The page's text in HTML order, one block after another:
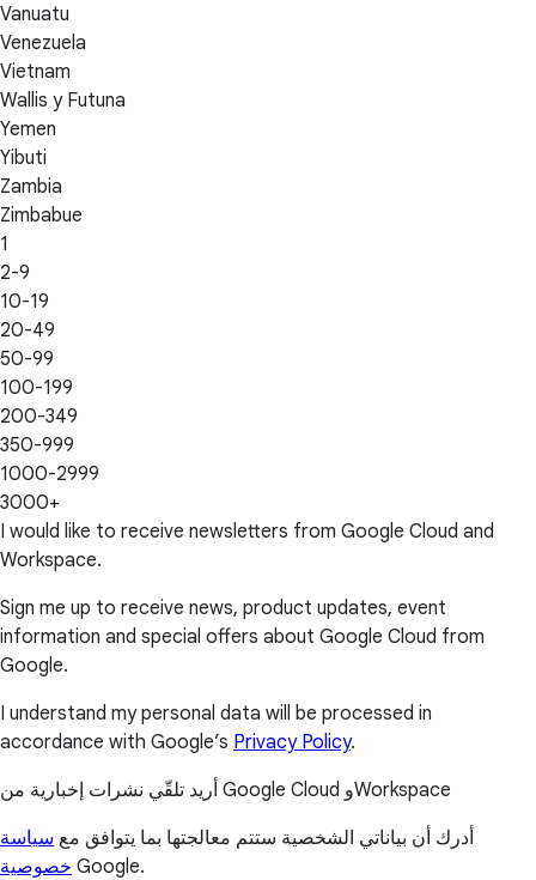
Vanuatu
Venezuela
Vietnam
Wallis y Futuna
Yemen
Yibuti
Zambia
Zimbabue
1
2-9
10-19
20-49
50-99
100-199
200-349
350-999
1000-2999
3000+
I would like to receive newsletters from Google Cloud and
Workspace.
Sign me up to receive news, product updates, event
information and special offers about Google Cloud from
Google.
I understand my personal data will be processed in
accordance with Google’s Privacy Policy.
أريد تلقّي نشرات إخبارية من Google Cloud وWorkspace
أدرك أن بياناتي الشخصية ستتم معالجتها بما يتوافق مع سياسة
خصوصية Google.